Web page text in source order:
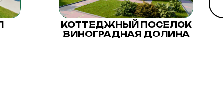
КОТТЕДЖНЫЙ ПОСЕЛОК
ВИНОГРАДНАЯ ДОЛИНА